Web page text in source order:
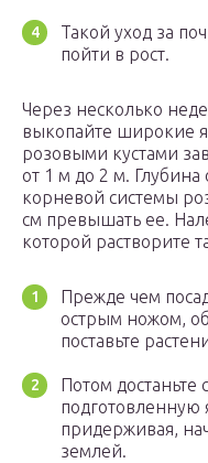
Такой уход за
пойти в рост.
Через несколько
выкопайте широкие
розовыми кустами
от 1 м до 2 м.
корневой системы
см превышать ее.
которой растворите
Прежде чем
острым ножом,
поставьте
Потом достаньте
подготовленную
придерживая,
землей.